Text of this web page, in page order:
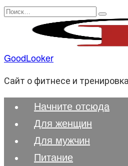
Перейти
содержанию
Search
GoodLooker
Сайт о фитнесе и
Начните отсюда
Для женщин
Для мужчин
Питание